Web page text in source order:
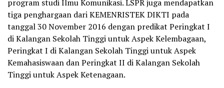
program studi Ilmu Komunikasi. LSPR juga mendapatkan
tiga penghargaan dari KEMENRISTEK DIKTI pada
tanggal 30 November 2016 dengan predikat Peringkat I
di Kalangan Sekolah Tinggi untuk Aspek Kelembagaan,
Peringkat I di Kalangan Sekolah Tinggi untuk Aspek
Kemahasiswaan dan Peringkat II di Kalangan Sekolah
Tinggi untuk Aspek Ketenagaan.